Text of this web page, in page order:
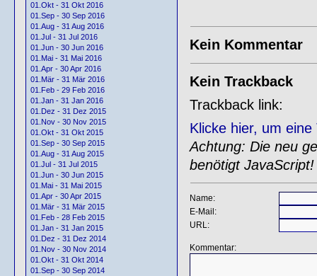
01.Okt - 31 Okt 2016
01.Sep - 30 Sep 2016
01.Aug - 31 Aug 2016
01.Jul - 31 Jul 2016
01.Jun - 30 Jun 2016
01.Mai - 31 Mai 2016
01.Apr - 30 Apr 2016
01.Mär - 31 Mär 2016
01.Feb - 29 Feb 2016
01.Jan - 31 Jan 2016
01.Dez - 31 Dez 2015
01.Nov - 30 Nov 2015
01.Okt - 31 Okt 2015
01.Sep - 30 Sep 2015
01.Aug - 31 Aug 2015
01.Jul - 31 Jul 2015
01.Jun - 30 Jun 2015
01.Mai - 31 Mai 2015
01.Apr - 30 Apr 2015
01.Mär - 31 Mär 2015
01.Feb - 28 Feb 2015
01.Jan - 31 Jan 2015
01.Dez - 31 Dez 2014
01.Nov - 30 Nov 2014
01.Okt - 31 Okt 2014
01.Sep - 30 Sep 2014
Kein Kommentar
Kein Trackback
Trackback link:
Klicke hier, um
Achtung: Die neu
benötigt JavaScript!
Name:
E-Mail:
URL:
Kommentar: